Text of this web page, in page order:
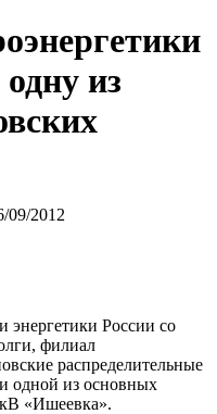
из
09/2012
энергетики России со
филиал
распределительные
одной из основных
«Ишеевка».